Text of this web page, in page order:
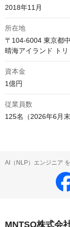
2018年11月
所在地
〒104-6004 東京都
晴海アイランド ト
資本金
1億円
従業員数
125名（2026年6月末
AI（NLP）エンジニア
MNTSQ株式会